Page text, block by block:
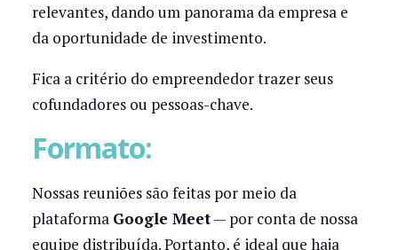
relevantes, dando um panorama da empresa e
da oportunidade de investimento.
Fica a critério do empreendedor trazer seus
cofundadores ou pessoas-chave.
Formato:
Nossas reuniões são feitas por meio da
plataforma Google Meet— por conta de nossa
equipe distribuída. Portanto, é ideal que haja